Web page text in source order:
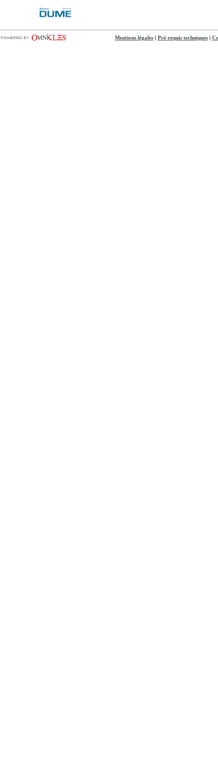
Mentions légales Pré-requis techniques